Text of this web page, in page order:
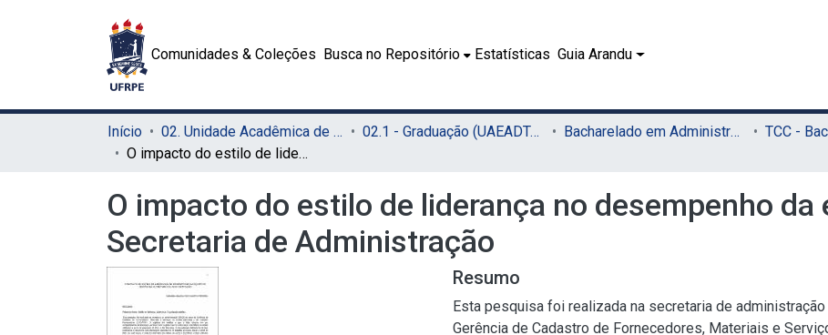
Comunidades & Coleções Busca no Repositório Estatísticas Guia Arandu
Início 02. Unidade Acadêmica de Educação a Distância e Tecnologia (UAEADTec) 02.1 - Graduação (UAEADTec) Bacharelado em Administração Pública (UAEADTec)
O impacto do estilo de liderança no desempenho da equipe de gestão na Secretaria de Administração
O impacto do estilo de liderança no desempenho da
Secretaria de Administração
Resumo
Esta pesquisa foi realizada na secretaria de
Gerência de Cadastro de Fornecedores, Materiais e